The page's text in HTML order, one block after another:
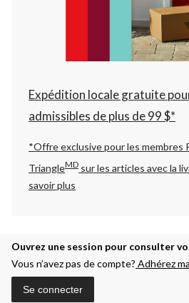
à
06:00
Expédition locale gratuite
admissibles de plus de 99 $*
*Offre exclusive pour les membres
TriangleMD sur les articles avec la
savoir plus
Ouvrez une session pour consulter
Vous n’avez pas de compte? Adhérez
Se connecter